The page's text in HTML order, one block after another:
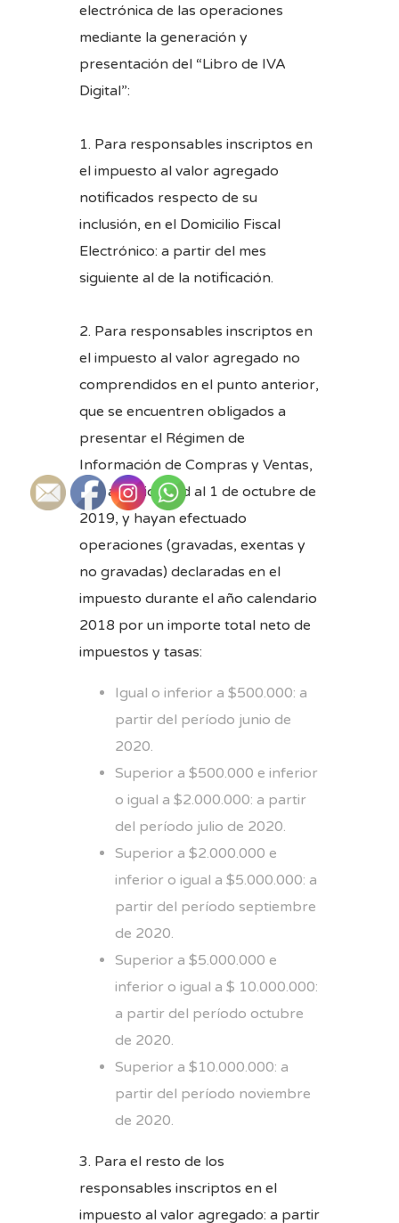
electrónica de las operaciones
mediante la generación y
presentación del “Libro de IVA
Digital”:
1. Para responsables inscriptos en
el impuesto al valor agregado
notificados respecto de su
inclusión, en el Domicilio Fiscal
Electrónico: a partir del mes
siguiente al de la notificación.
2. Para responsables inscriptos en
el impuesto al valor agregado no
comprendidos en el punto anterior,
que se encuentren obligados a
presentar el Régimen de
Información de Compras y Ventas,
con anterioridad al 1 de octubre de
2019, y hayan efectuado
operaciones (gravadas, exentas y
no gravadas) declaradas en el
impuesto durante el año calendario
2018 por un importe total neto de
impuestos y tasas:
Igual o inferior a $500.000: a
partir del período junio de
2020.
Superior a $500.000 e inferior
o igual a $2.000.000: a partir
del período julio de 2020.
Superior a $2.000.000 e
inferior o igual a $5.000.000: a
partir del período septiembre
de 2020.
Superior a $5.000.000 e
inferior o igual a $ 10.000.000:
a partir del período octubre
de 2020.
Superior a $10.000.000: a
partir del período noviembre
de 2020.
3. Para el resto de los
responsables inscriptos en el
impuesto al valor agregado: a partir